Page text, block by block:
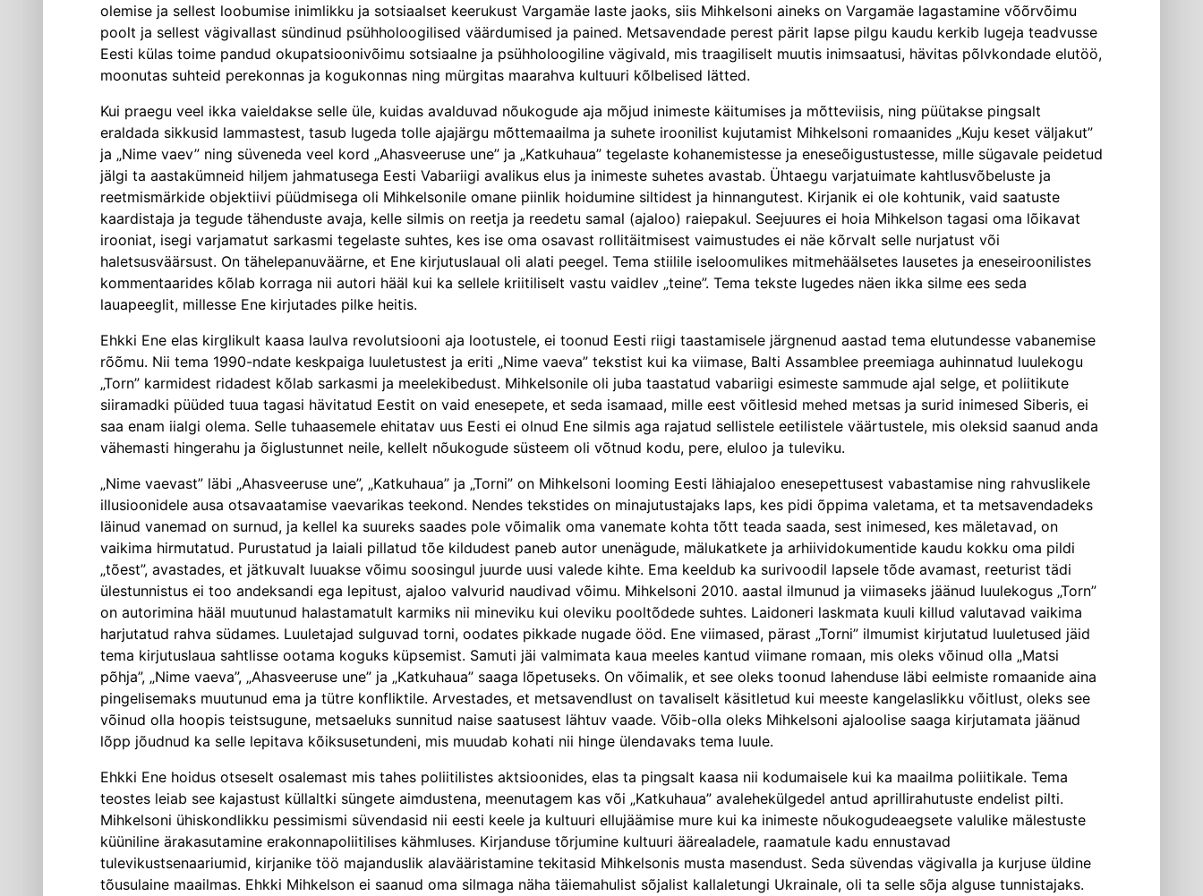
olemise ja sellest loobumise inimlikku ja sotsiaalset keerukust Vargamäe laste jaoks, siis Mihkelsoni aineks on Vargamäe lagastamine võõrvõimu
poolt ja sellest vägivallast sündinud psühholoogilised väärdumised ja pained. Metsavendade perest pärit lapse pilgu kaudu kerkib lugeja teadvusse
Eesti külas toime pandud okupatsioonivõimu sotsiaalne ja psühholoogiline vägivald, mis traagiliselt muutis inimsaatusi, hävitas põlvkondade elutöö,
moonutas suhteid perekonnas ja kogukonnas ning mürgitas maarahva kultuuri kõlbelised lätted.
Kui praegu veel ikka vaieldakse selle üle, kuidas avalduvad nõukogude aja mõjud inimeste käitumises ja mõtteviisis, ning püütakse pingsalt
eraldada sikkusid lammastest, tasub lugeda tolle ajajärgu mõttemaailma ja suhete iroonilist kujutamist Mihkelsoni romaanides „Kuju keset väljakut”
ja „Nime vaev” ning süveneda veel kord „Ahasveeruse une” ja „Katkuhaua” tegelaste kohanemistesse ja eneseõigustustesse, mille sügavale peidetud
jälgi ta aastakümneid hiljem jahmatusega Eesti Vabariigi avalikus elus ja inimeste suhetes avastab. Ühtaegu varjatuimate kahtlusvõbeluste ja
reetmismärkide objektiivi püüdmisega oli Mihkelsonile omane piinlik hoidumine siltidest ja hinnangutest. Kirjanik ei ole kohtunik, vaid saatuste
kaardistaja ja tegude tähenduste avaja, kelle silmis on reetja ja reedetu samal (ajaloo) raiepakul. Seejuures ei hoia Mihkelson tagasi oma lõikavat
irooniat, isegi varjamatut sarkasmi tegelaste suhtes, kes ise oma osavast rollitäitmisest vaimustudes ei näe kõrvalt selle nurjatust või
haletsusväärsust. On tähelepanuväärne, et Ene kirjutuslaual oli alati peegel. Tema stiilile iseloomulikes mitmehäälsetes lausetes ja eneseiroonilistes
kommentaarides kõlab korraga nii autori hääl kui ka sellele kriitiliselt vastu vaidlev „teine”. Tema tekste lugedes näen ikka silme ees seda
lauapeeglit, millesse Ene kirjutades pilke heitis.
Ehkki Ene elas kirglikult kaasa laulva revolutsiooni aja lootustele, ei toonud Eesti riigi taastamisele järgnenud aastad tema elutundesse vabanemise
rõõmu. Nii tema 1990-ndate keskpaiga luuletustest ja eriti „Nime vaeva” tekstist kui ka viimase, Balti Assamblee preemiaga auhinnatud luulekogu
„Torn” karmidest ridadest kõlab sarkasmi ja meelekibedust. Mihkelsonile oli juba taastatud vabariigi esimeste sammude ajal selge, et poliitikute
siiramadki püüded tuua tagasi hävitatud Eestit on vaid enesepete, et seda isamaad, mille eest võitlesid mehed metsas ja surid inimesed Siberis, ei
saa enam iialgi olema. Selle tuhaasemele ehitatav uus Eesti ei olnud Ene silmis aga rajatud sellistele eetilistele väärtustele, mis oleksid saanud anda
vähemasti hingerahu ja õiglustunnet neile, kellelt nõukogude süsteem oli võtnud kodu, pere, eluloo ja tuleviku.
„Nime vaevast” läbi „Ahasveeruse une”, „Katkuhaua” ja „Torni” on Mihkelsoni looming Eesti lähiajaloo enesepettusest vabastamise ning rahvuslikele
illusioonidele ausa otsavaatamise vaevarikas teekond. Nendes tekstides on minajutustajaks laps, kes pidi õppima valetama, et ta metsavendadeks
läinud vanemad on surnud, ja kellel ka suureks saades pole võimalik oma vanemate kohta tõtt teada saada, sest inimesed, kes mäletavad, on
vaikima hirmutatud. Purustatud ja laiali pillatud tõe kildudest paneb autor unenägude, mälukatkete ja arhiividokumentide kaudu kokku oma pildi
„tõest”, avastades, et jätkuvalt luuakse võimu soosingul juurde uusi valede kihte. Ema keeldub ka surivoodil lapsele tõde avamast, reeturist tädi
ülestunnistus ei too andeksandi ega lepitust, ajaloo valvurid naudivad võimu. Mihkelsoni 2010. aastal ilmunud ja viimaseks jäänud luulekogus „Torn”
on autorimina hääl muutunud halastamatult karmiks nii mineviku kui oleviku pooltõdede suhtes. Laidoneri laskmata kuuli killud valutavad vaikima
harjutatud rahva südames. Luuletajad sulguvad torni, oodates pikkade nugade ööd. Ene viimased, pärast „Torni” ilmumist kirjutatud luuletused jäid
tema kirjutuslaua sahtlisse ootama koguks küpsemist. Samuti jäi valmimata kaua meeles kantud viimane romaan, mis oleks võinud olla „Matsi
põhja”, „Nime vaeva”, „Ahasveeruse une” ja „Katkuhaua” saaga lõpetuseks. On võimalik, et see oleks toonud lahenduse läbi eelmiste romaanide aina
pingelisemaks muutunud ema ja tütre konfliktile. Arvestades, et metsavendlust on tavaliselt käsitletud kui meeste kangelaslikku võitlust, oleks see
võinud olla hoopis teistsugune, metsaeluks sunnitud naise saatusest lähtuv vaade. Võib-olla oleks Mihkelsoni ajaloolise saaga kirjutamata jäänud
lõpp jõudnud ka selle lepitava kõiksusetundeni, mis muudab kohati nii hinge ülendavaks tema luule.
Ehkki Ene hoidus otseselt osalemast mis tahes poliitilistes aktsioonides, elas ta pingsalt kaasa nii kodumaisele kui ka maailma poliitikale. Tema
teostes leiab see kajastust küllaltki süngete aimdustena, meenutagem kas või „Katkuhaua” avalehekülgedel antud aprillirahutuste endelist pilti.
Mihkelsoni ühiskondlikku pessimismi süvendasid nii eesti keele ja kultuuri ellujäämise mure kui ka inimeste nõukogudeaegsete valulike mälestuste
küüniline ärakasutamine erakonnapoliitilises kähmluses. Kirjanduse tõrjumine kultuuri äärealadele, raamatule kadu ennustavad
tulevikustsenaariumid, kirjanike töö majanduslik alavääristamine tekitasid Mihkelsonis musta masendust. Seda süvendas vägivalla ja kurjuse üldine
tõusulaine maailmas. Ehkki Mihkelson ei saanud oma silmaga näha täiemahulist sõjalist kallaletungi Ukrainale, oli ta selle sõja alguse tunnistajaks.